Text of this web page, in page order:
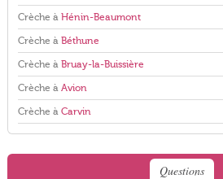
Crèche à Hénin-Beaumont
Crèche à Béthune
Crèche à Bruay-la-Buissière
Crèche à Avion
Crèche à Carvin
Questions